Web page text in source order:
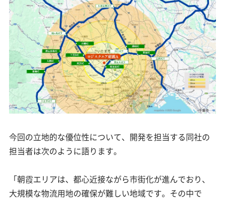
今回の立地的な優位性について、開発を担当する同社の
担当者は次のように語ります。
「朝霞エリアは、都心近接ながら市街化が進んでおり、
大規模な物流用地の確保が難しい地域です。その中で